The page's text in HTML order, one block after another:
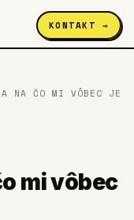
KONTAKT →
NA ČO MI VÔBEC JE
mi vôbec